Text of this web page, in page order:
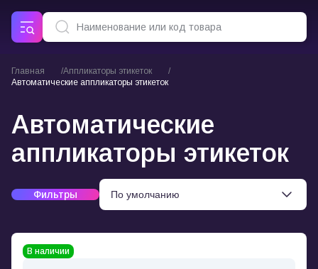
Главная
Аппликаторы этикеток
Автоматические аппликаторы этикеток
Автоматические
аппликаторы этикеток
Фильтры
В наличии